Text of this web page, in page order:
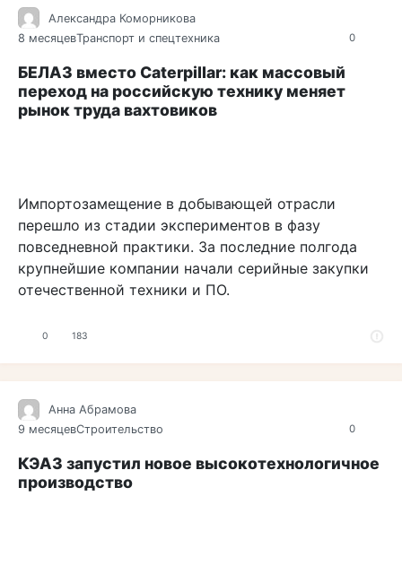
0
Александра Коморникова
8 месяцевТранспорт и спецтехника
БЕЛАЗ вместо Caterpillar: как массовый
переход на российскую технику меняет
рынок труда вахтовиков
Импортозамещение в добывающей отрасли
перешло из стадии экспериментов в фазу
повседневной практики. За последние полгода
крупнейшие компании начали серийные закупки
отечественной техники и ПО.
0 183
0
Анна Абрамова
9 месяцевСтроительство
КЭАЗ запустил новое высокотехнологичное
производство